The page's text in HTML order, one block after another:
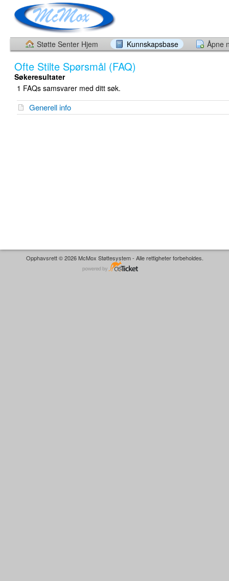
Støtte Senter Hjem Kunnskapsbase Åpne
Ofte Stilte Spørsmål (FAQ)
Søkeresultater
1 FAQs samsvarer med ditt søk.
Generell info
Opphavsrett © 2026 McMox Støttesystem - Alle rettigheter forbeholdes.